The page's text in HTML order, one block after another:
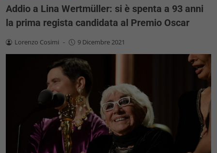
Addio a Lina Wertmüller: si è spenta a 93 anni
la prima regista candidata al Premio Oscar
Lorenzo Cosimi - 9 Dicembre 2021